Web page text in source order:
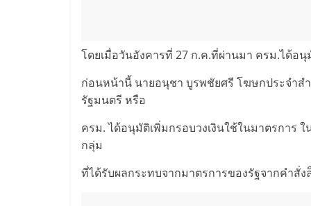
โดยเมื่อวันอังคารที่ 27 ก.ค.ที่ผ่านมา ครม.ได้อนุ
ก่อนหน้านี้ นายอนุชา บูรพชัยศรี โฆษกประจำส
รัฐมนตรี หรือ
ครม. ได้อนุมัติเพิ่มกรอบวงเงินใช้ในมาตรการ
กลุ่ม
ที่ได้รับผลกระทบจากมาตรการของรัฐจากคำสั่ง